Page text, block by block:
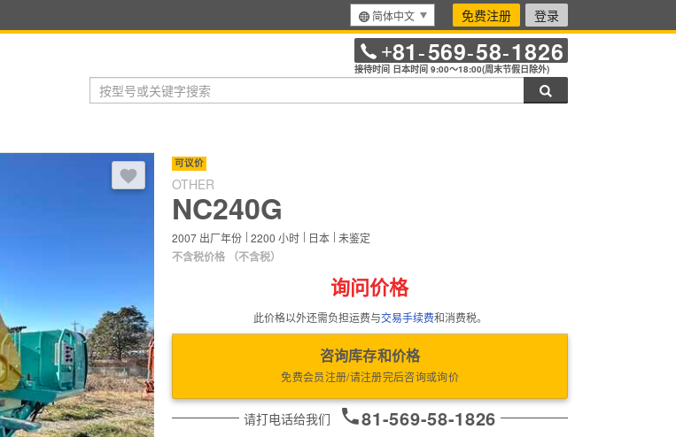
简体中文 免费注册 登录
+81-569-58-1826
接待时间 日本时间 9:00～18:00(周末节假日除外)
可议价
OTHER
NC240G
2007 出厂年份 2200 小时 日本 未鉴定
登录后，可以收藏到收藏夹
不含税价格 （不含税）
询问价格
此价格以外还需负担运费与交易手续费和消费税。
咨询库存和价格
免费会员注册/请注册完后咨询或询价
请打电话给我们 81-569-58-1826